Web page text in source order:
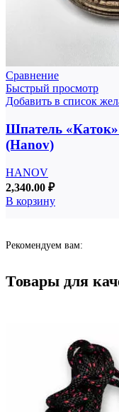
Сравнение
Быстрый просмотр
Добавить в список
Шпатель
(Hanov)
HANOV
2,340.00 ₽
В корзину
Рекомендуем вам:
Товары для